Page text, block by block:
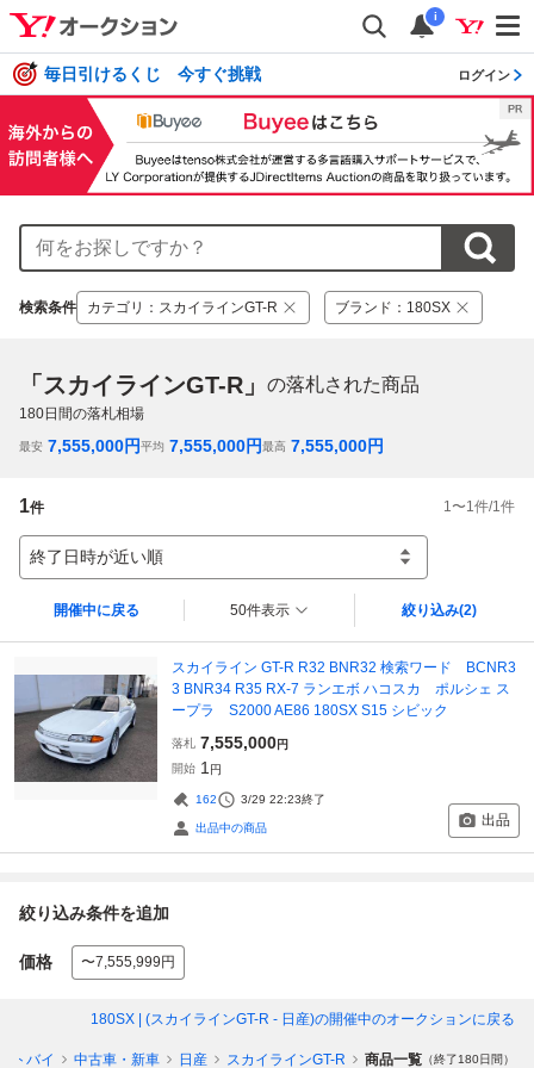
i
毎日引けるくじ 今すぐ挑戦 ログイン
検索条件 カテゴリ ： スカイラインGT-R ブランド ： 180SX
「スカイラインGT-R」 の落札された商品
180日間の落札相場
最安 7,555,000円平均 7,555,000円最高 7,555,000円
1件 1 〜1 件/1 件
終了日時が近い順
開催中に戻る 50件表示 絞り込み(2)
スカイライン GT-R R32 BNR32 検索ワード BCNR3
3 BNR34 R35 RX-7 ランエボ ハコスカ ポルシェ ス
ープラ S2000 AE86 180SX S15 シビック
落札 7,555,000円
開始 1 円
162 3/29 22:23終了
出品中の商品 出品
絞り込み条件を追加
価格 〜7,555,999円
180SX | (スカイラインGT-R - 日産)の開催中のオークションに戻る
トバイ 中古車・新車 日産 スカイラインGT-R 商品一覧 （終了180日間）